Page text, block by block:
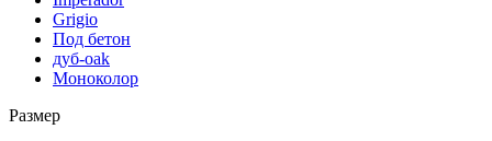
Grigio
Под бетон
дуб-oak
Моноколор
Размер